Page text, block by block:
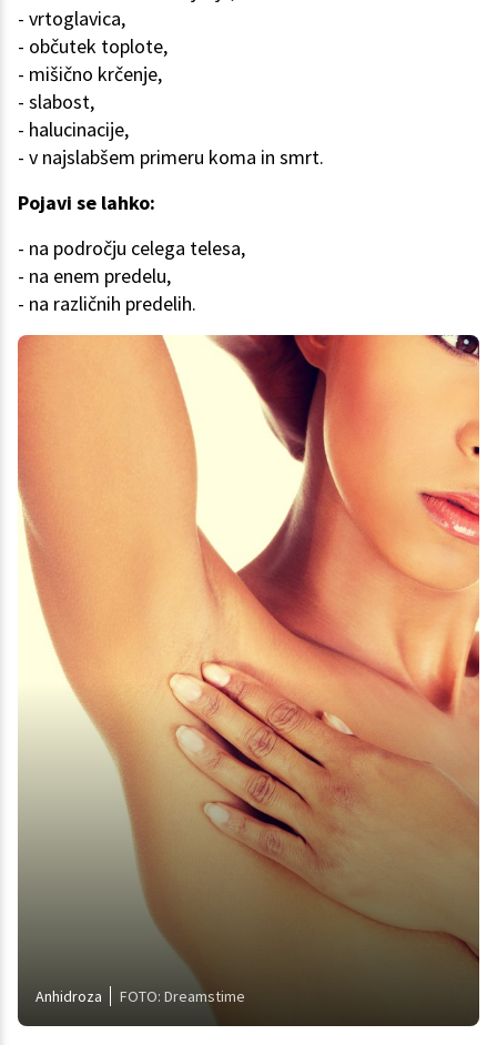
- vrtoglavica,
- občutek toplote,
- mišično krčenje,
- slabost,
- halucinacije,
- v najslabšem primeru koma in smrt.
Pojavi se lahko:
- na področju celega telesa,
- na enem predelu,
- na različnih predelih.
Anhidroza FOTO: Dreamstime